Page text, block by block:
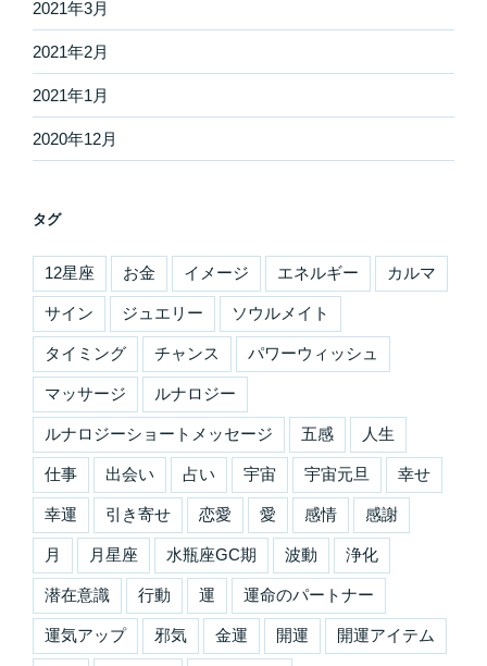
2021年3月
2021年2月
2021年1月
2020年12月
タグ
12星座 お金 イメージ エネルギー カルマ
サイン ジュエリー ソウルメイト
タイミング チャンス パワーウィッシュ
マッサージ ルナロジー
ルナロジーショートメッセージ 五感 人生
仕事 出会い 占い 宇宙 宇宙元旦 幸せ
幸運 引き寄せ 恋愛 愛 感情 感謝
月 月星座 水瓶座GC期 波動 浄化
潜在意識 行動 運 運命のパートナー
運気アップ 邪気 金運 開運 開運アイテム